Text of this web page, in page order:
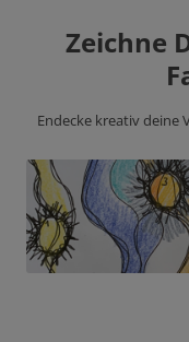
Zeichne
Endecke kreativ deine